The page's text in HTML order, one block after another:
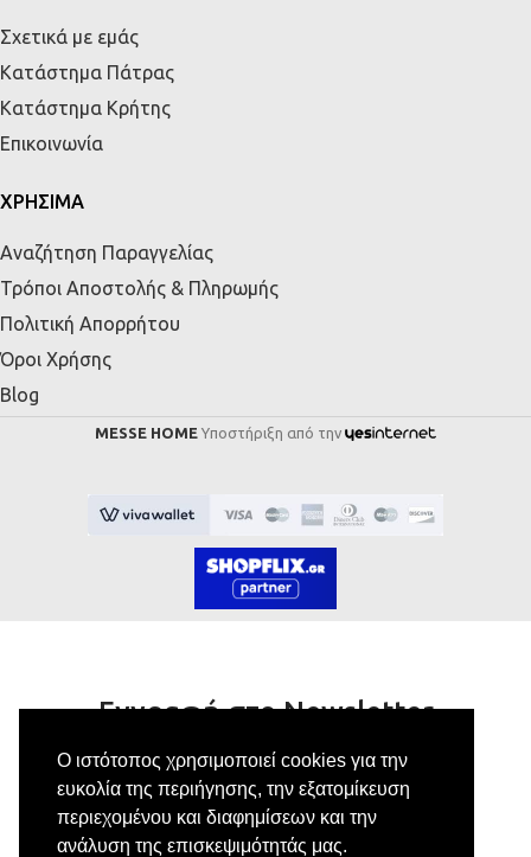
Ο ιστότοπος χρησιμοποιεί cookies για την
ευκολία της περιήγησης, την εξατομίκευση
περιεχομένου και διαφημίσεων και την
ανάλυση της επισκεψιμότητάς μας.
Σχετικά με εμάς
Κατάστημα Πάτρας
Κατάστημα Κρήτης
Επικοινωνία
ΧΡΗΣΙΜΑ
Αναζήτηση Παραγγελίας
Τρόποι Αποστολής & Πληρωμής
Πολιτική Απορρήτου
Όροι Χρήσης
Blog
MESSE HOME Υποστήριξη από την
Εγγραφή στο Newsletter
Κάνε εγγραφή στο newsletter μας για να
λαμβάνεις αποκλειστικές προσφορές.